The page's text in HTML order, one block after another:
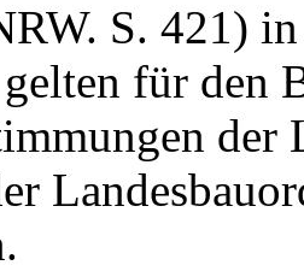
S. 421)
für den
der